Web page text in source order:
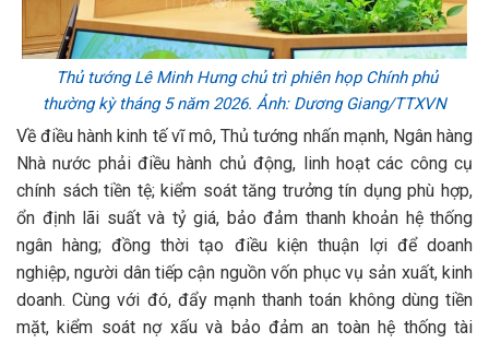
Thủ tướng Lê Minh Hưng chủ trì phiên họp Chính phủ
thường kỳ tháng 5 năm 2026. Ảnh: Dương Giang/TTXVN
Về điều hành kinh tế vĩ mô, Thủ tướng nhấn mạnh, Ngân hàng
Nhà nước phải điều hành chủ động, linh hoạt các công cụ
chính sách tiền tệ; kiểm soát tăng trưởng tín dụng phù hợp,
ổn định lãi suất và tỷ giá, bảo đảm thanh khoản hệ thống
ngân hàng; đồng thời tạo điều kiện thuận lợi để doanh
nghiệp, người dân tiếp cận nguồn vốn phục vụ sản xuất, kinh
doanh. Cùng với đó, đẩy mạnh thanh toán không dùng tiền
mặt, kiểm soát nợ xấu và bảo đảm an toàn hệ thống tài